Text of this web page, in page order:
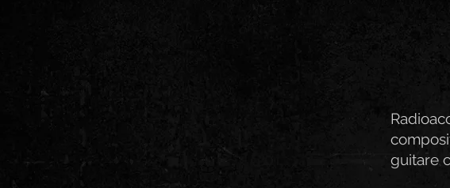
guitare